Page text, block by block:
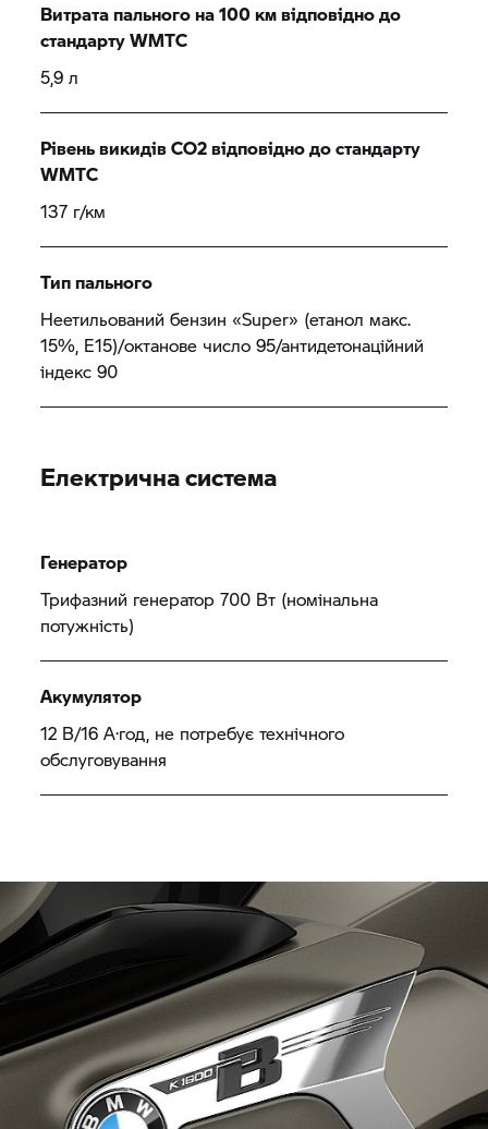
Витрата пального на 100 км відповідно до
стандарту WMTC
5,9 л
Рівень викидів CO2 відповідно до стандарту
WMTC
137 г/км
Тип пального
Неетильований бензин «Super» (етанол макс.
15%, E15)/октанове число 95/антидетонаційний
індекс 90
Електрична система
Генератор
Трифазний генератор 700 Вт (номінальна
потужність)
Акумулятор
12 В/16 А·год, не потребує технічного
обслуговування